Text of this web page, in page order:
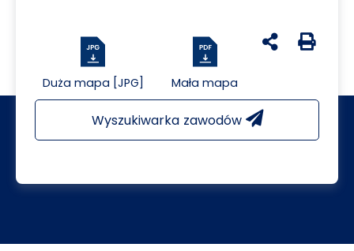
Duża mapa [JPG] Mała mapa
udostępnij na
Generuj
Wyszukiwarka zawodów